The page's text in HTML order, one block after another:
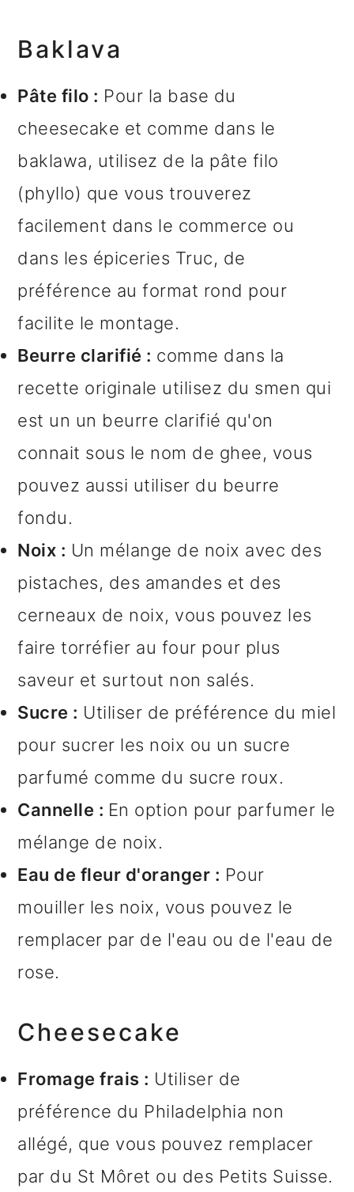
Baklava
Pâte filo : Pour la base du
cheesecake et comme dans le
baklawa, utilisez de la pâte filo
(phyllo) que vous trouverez
facilement dans le commerce ou
dans les épiceries Truc, de
préférence au format rond pour
facilite le montage.
Beurre clarifié : comme dans la
recette originale utilisez du smen qui
est un un beurre clarifié qu'on
connait sous le nom de ghee, vous
pouvez aussi utiliser du beurre
fondu.
Noix : Un mélange de noix avec des
pistaches, des amandes et des
cerneaux de noix, vous pouvez les
faire torréfier au four pour plus
saveur et surtout non salés.
Sucre : Utiliser de préférence du miel
pour sucrer les noix ou un sucre
parfumé comme du sucre roux.
Cannelle : En option pour parfumer le
mélange de noix.
Eau de fleur d'oranger : Pour
mouiller les noix, vous pouvez le
remplacer par de l'eau ou de l'eau de
rose.
Cheesecake
Fromage frais : Utiliser de
préférence du Philadelphia non
allégé, que vous pouvez remplacer
par du St Môret ou des Petits Suisse.